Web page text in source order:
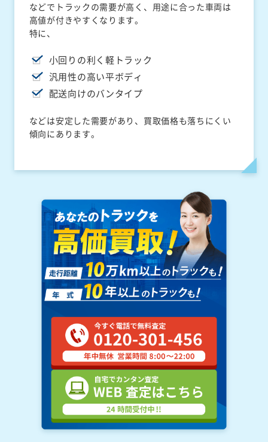
などでトラックの需要が高く、用途に合った車両は
高値が付きやすくなります。
特に、
小回りの利く軽トラック
汎用性の高い平ボディ
配送向けのバンタイプ
などは安定した需要があり、買取価格も落ちにくい
傾向にあります。